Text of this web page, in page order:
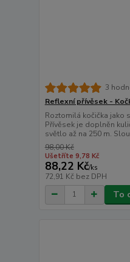
3
Reflexní přívěsek -
Roztomilá kočička jako
Přívěsek je doplněn
světlo až na 250 m.
98,00 Kč
Ušetříte 9,78 Kč
88,22 Kč/ks
72,91 Kč bez DPH
To